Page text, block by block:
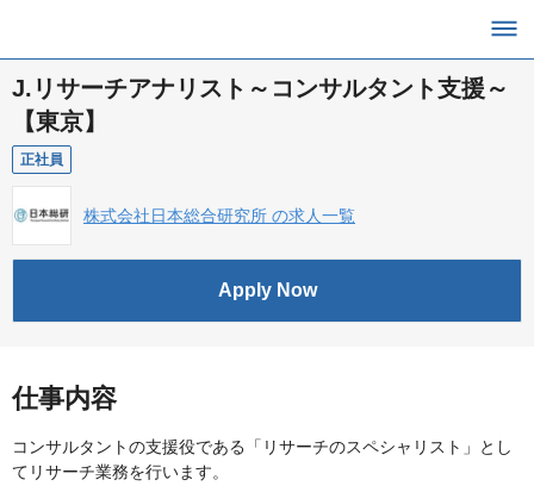
J.リサーチアナリスト～コンサルタント支援～
【東京】
正社員
株式会社日本総合研究所 の求人一覧
Apply Now
仕事内容
コンサルタントの支援役である「リサーチのスペシャリスト」とし
てリサーチ業務を行います。